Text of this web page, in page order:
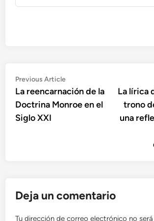
Navegación
de
entradas
Previous ArticlePrevious
article:
La reencarnación de la
Doctrina Monroe en el
Siglo XXI
La lírica
trono
una
Deja un comentario
Tu dirección de correo electrónico no